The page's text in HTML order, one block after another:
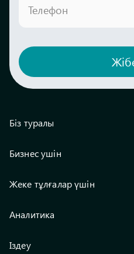
Телефон
Біз туралы
Бизнес ушін
Жеке тұлғалар үшін
Аналитика
Іздеу